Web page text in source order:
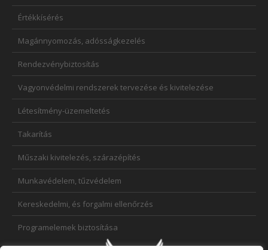
Értékkísérés
Magánnyomozás, adósságkezelés
Rendezvénybiztosítás
Vagyonvédelmi rendszerek tervezése és kivitelezése
Létesítmény-üzemeltetés
Takarítás
Műszaki kivitelezés, szárazépítés
Munkavédelem, tűzvédelem
Kereskedelmi, és forgalmi ellenőrzés
Programelemek biztosítása